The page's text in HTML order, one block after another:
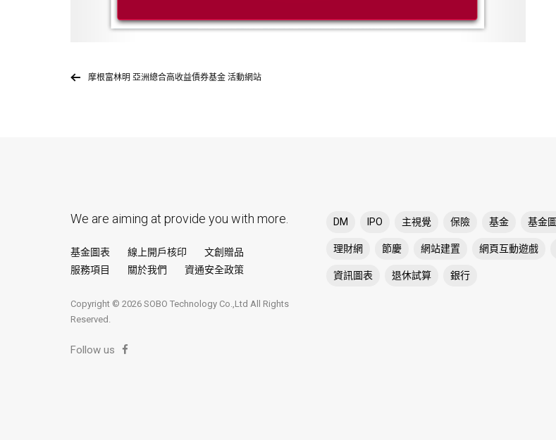
摩根富林明 亞洲總合高收益債券基金 活動網站
We are aiming at provide you with more.
基金圖表 線上開戶核印
文創贈品
服務項目
關於我們 資通安全政策
Copyright © 2026 SOBO Technology Co.,Ltd All Rights
Reserved.
Follow us
DM IPO 主視覺 保險 基金 基金
理財網 節慶 網站建置 網頁互動遊戲
資訊圖表 退休試算 銀行